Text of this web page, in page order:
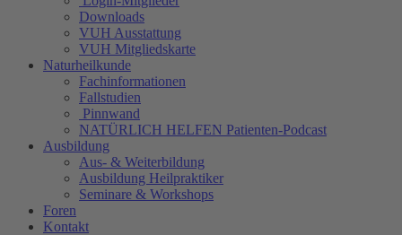
Downloads
VUH Ausstattung
VUH Mitgliedskarte
Naturheilkunde
Fachinformationen
Fallstudien
Pinnwand
NATÜRLICH HELFEN Patienten-Podcast
Ausbildung
Aus- & Weiterbildung
Ausbildung Heilpraktiker
Seminare & Workshops
Foren
Kontakt